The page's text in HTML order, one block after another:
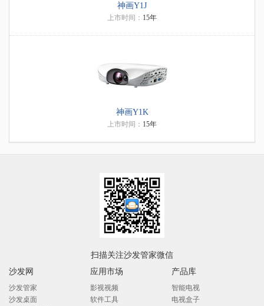
神画Y1J
上市时间： 15年
神画Y1K
上市时间： 15年
扫描关注沙发管家微信
沙发网
沙发管家
沙发桌面
应用市场
影视视频
软件工具
产品库
智能电视
电视盒子